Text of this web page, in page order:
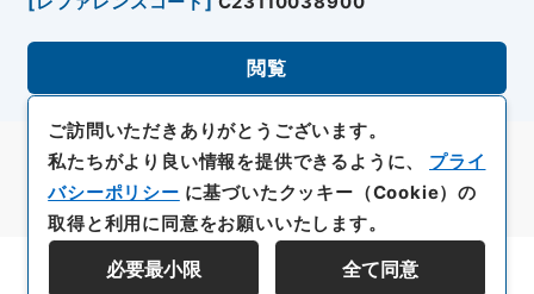
閲覧
ご訪問いただきありがとうございます。
私たちがより良い情報を提供できるように、 プライ
バシーポリシー に基づいたクッキー（Cookie）の
取得と利用に同意をお願いいたします。
必要最小限 全て同意